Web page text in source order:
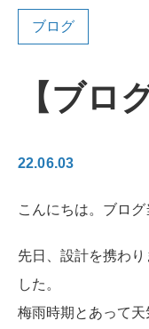
ブログ
【ブロ
22.06.03
こんにちは。ブログ
先日、設計を携わ
した。
梅雨時期とあって